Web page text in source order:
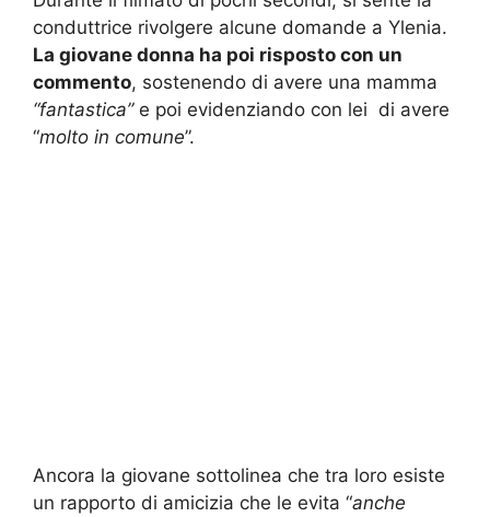
conduttrice rivolgere alcune domande a Ylenia.
La giovane donna ha poi risposto con un
commento, sostenendo di avere una mamma
“fantastica”e poi evidenziando con lei di avere
“molto in comune”.
Ancora la giovane sottolinea che tra loro esiste
un rapporto di amicizia che le evita “anche